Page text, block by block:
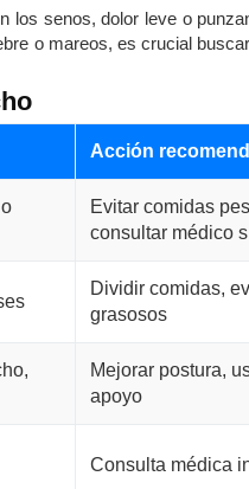
los senos, dolor leve o
o mareos, es crucial
Acción
Evitar comidas
consultar médico
Dividir comidas,
grasosos
Mejorar postura,
apoyo
Consulta médica